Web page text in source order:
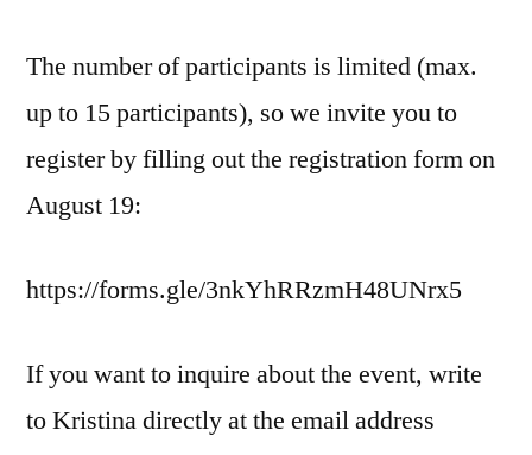
The number of participants is limited (max.
up to 15 participants), so we invite you to
register by filling out the registration form on
August 19:
https://forms.gle/3nkYhRRzmH48UNrx5
If you want to inquire about the event, write
to Kristina directly at the email address